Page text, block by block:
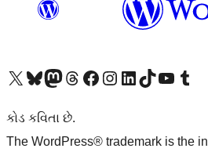
અમારા X (અગાઉ ટ્વિટર) એકાઉન્ટની મુલાકાત લોઅમારા Bluesky એકાઉન્ટની મુલાકાત લોઅમારા માસ્ટોડોન એકાઉન્ટની મુલાકાત લોઅમારા Threads એકાઉન્ટની મુલાકાત લો અમારા ફેસબુક પેજની મુલાકાત લોઅમારા ઇન્સ્ટાગ્રામ એકાઉન્ટની મુલાકાત લો અમારા LinkedIn એકાઉન્ટની મુલાકાત લોઅમારા TikTok એકાઉન્ટની મુલાકાત લોઅમારી YouTube ચેનલની મુલાકાત લો અમારા Tumblr એકાઉન્ટની મુલાકાત લો
કોડ કવિતા છે.
The WordPress® trademark is the